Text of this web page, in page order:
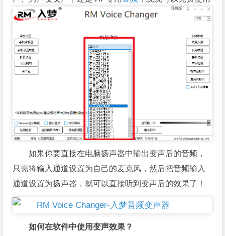
如果你要直接在电脑扬声器中输出变声后的音频，
只需将输入通道设置为自己的麦克风，然后把音频输入
通道设置为扬声器，就可以直接听到变声后的效果了！
如何在软件中使用变声效果？